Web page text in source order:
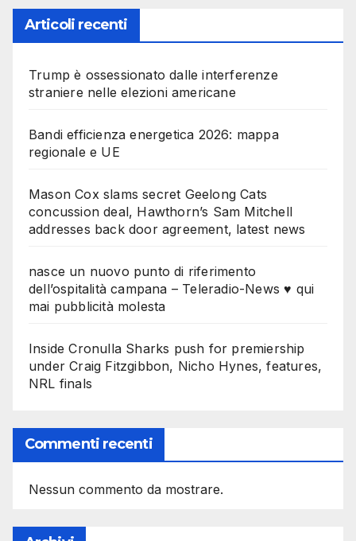
Articoli recenti
Trump è ossessionato dalle interferenze
straniere nelle elezioni americane
Bandi efficienza energetica 2026: mappa
regionale e UE
Mason Cox slams secret Geelong Cats
concussion deal, Hawthorn’s Sam Mitchell
addresses back door agreement, latest news
nasce un nuovo punto di riferimento
dell’ospitalità campana – Teleradio-News ♥ qui
mai pubblicità molesta
Inside Cronulla Sharks push for premiership
under Craig Fitzgibbon, Nicho Hynes, features,
NRL finals
Commenti recenti
Nessun commento da mostrare.